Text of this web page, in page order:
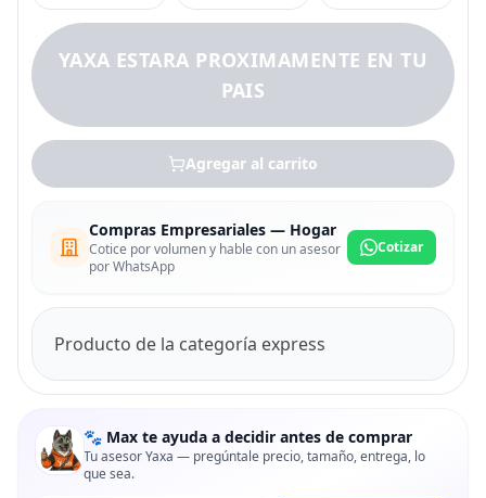
YAXA ESTARA PROXIMAMENTE EN TU
PAIS
Agregar al carrito
Compras Empresariales — Hogar
Cotice por volumen y hable con un asesor
por WhatsApp
Cotizar
Producto de la categoría express
🐾 Max te ayuda a decidir antes de comprar
Tu asesor Yaxa — pregúntale precio, tamaño, entrega, lo
que sea.